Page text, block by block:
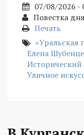
07/08/2026 -
Повестка дня
Печать
«Уральская
Елена
Исторический
Уличное